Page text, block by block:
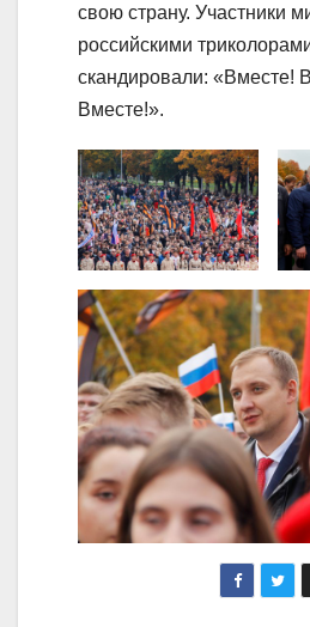
свою страну. Участники
российскими
скандировали: «Вместе!
Вместе!».